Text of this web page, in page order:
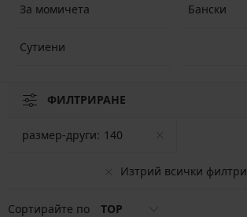
За момичета Бански
Сутиени
ФИЛТРИРАНЕ
Изтрий всички филтри
размер-други: 140
Сортирайте по TOP